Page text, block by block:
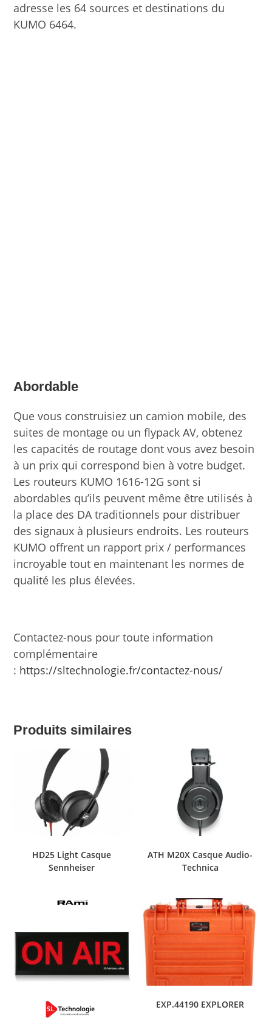
adresse les 64 sources et destinations du
KUMO 6464.
Abordable
Que vous construisiez un camion mobile, des
suites de montage ou un flypack AV, obtenez
les capacités de routage dont vous avez besoin
à un prix qui correspond bien à votre budget.
Les routeurs KUMO 1616-12G sont si
abordables qu’ils peuvent même être utilisés à
la place des DA traditionnels pour distribuer
des signaux à plusieurs endroits. Les routeurs
KUMO offrent un rapport prix / performances
incroyable tout en maintenant les normes de
qualité les plus élevées.
Contactez-nous pour toute information
complémentaire
: https://sltechnologie.fr/contactez-nous/
Produits similaires
HD25 Light Casque
Sennheiser
ATH M20X Casque Audio-
Technica
EXP.44190 EXPLORER